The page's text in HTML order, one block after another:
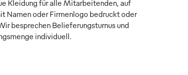
Kleidung für alle Mitarbeitenden, auf
Namen oder Firmenlogo bedruckt oder
besprechen Belieferungsturnus und
individuell.